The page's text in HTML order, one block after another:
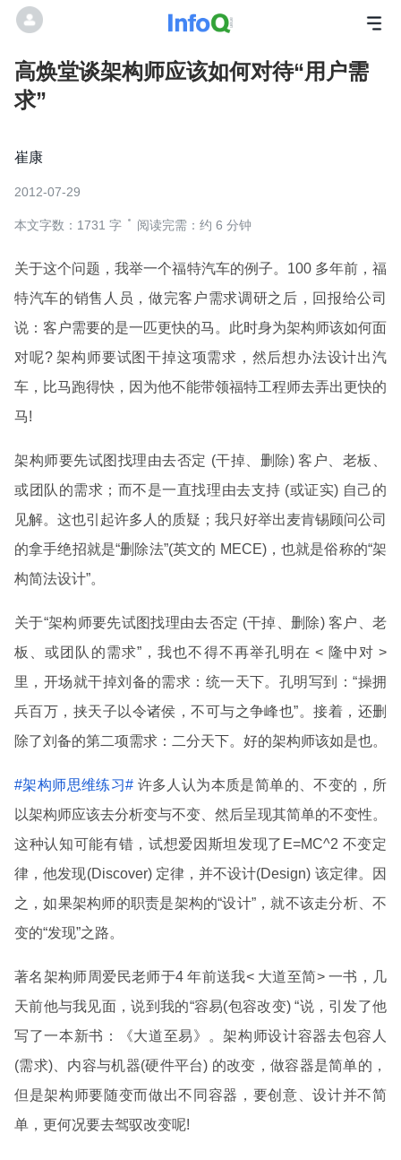
高焕堂谈架构师应该如何对待“用户需
求”
崔康
2012-07-29
本文字数：1731 字 阅读完需：约 6 分钟
关于这个问题，我举一个福特汽车的例子。100 多年前，福
特汽车的销售人员，做完客户需求调研之后，回报给公司
说：客户需要的是一匹更快的马。此时身为架构师该如何面
对呢? 架构师要试图干掉这项需求，然后想办法设计出汽
车，比马跑得快，因为他不能带领福特工程师去弄出更快的
马!
架构师要先试图找理由去否定 (干掉、删除) 客户、老板、
或团队的需求；而不是一直找理由去支持 (或证实) 自己的
见解。这也引起许多人的质疑；我只好举出麦肯锡顾问公司
的拿手绝招就是“删除法”(英文的 MECE)，也就是俗称的“架
构简法设计”。
关于“架构师要先试图找理由去否定 (干掉、删除) 客户、老
板、或团队的需求”，我也不得不再举孔明在 < 隆中对 >
里，开场就干掉刘备的需求：统一天下。孔明写到：“操拥
兵百万，挟天子以令诸侯，不可与之争峰也”。接着，还删
除了刘备的第二项需求：二分天下。好的架构师该如是也。
#架构师思维练习# 许多人认为本质是简单的、不变的，所
以架构师应该去分析变与不变、然后呈现其简单的不变性。
这种认知可能有错，试想爱因斯坦发现了E=MC^2 不变定
律，他发现(Discover) 定律，并不设计(Design) 该定律。因
之，如果架构师的职责是架构的“设计”，就不该走分析、不
变的“发现”之路。
著名架构师周爱民老师于4 年前送我< 大道至简> 一书，几
天前他与我见面，说到我的“容易(包容改变) “说，引发了他
写了一本新书：《大道至易》。架构师设计容器去包容人
(需求)、内容与机器(硬件平台) 的改变，做容器是简单的，
但是架构师要随变而做出不同容器，要创意、设计并不简
单，更何况要去驾驭改变呢!